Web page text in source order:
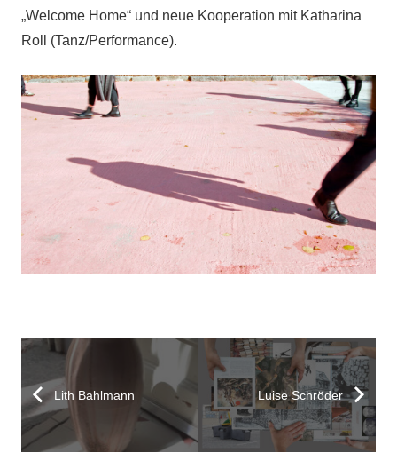
„Welcome Home“ und neue Kooperation mit Katharina
Roll (Tanz/Performance).
Lith Bahlmann Luise Schröder